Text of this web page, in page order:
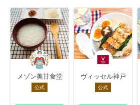
メゾン美甘食堂
公式
ヴィッセル神戸
公式